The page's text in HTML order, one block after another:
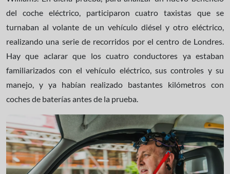
del coche eléctrico, participaron cuatro taxistas que se
turnaban al volante de un vehículo diésel y otro eléctrico,
realizando una serie de recorridos por el centro de Londres.
Hay que aclarar que los cuatro conductores ya estaban
familiarizados con el vehículo eléctrico, sus controles y su
manejo, y ya habían realizado bastantes kilómetros con
coches de baterías antes de la prueba.